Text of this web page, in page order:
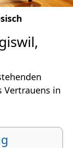
Vertrauens in